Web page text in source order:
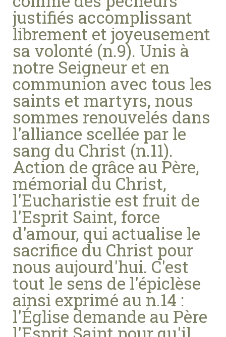
justifiés accomplissant
librement et joyeusement
sa volonté (n.9). Unis à
notre Seigneur et en
communion avec tous les
saints et martyrs, nous
sommes renouvelés dans
l'alliance scellée par le
sang du Christ (n.11).
Action de grâce au Père,
mémorial du Christ,
l'Eucharistie est fruit de
l'Esprit Saint, force
d'amour, qui actualise le
sacrifice du Christ pour
nous aujourd'hui. C'est
tout le sens de l'épiclèse
ainsi exprimé au n.14 :
l'Église demande au Père